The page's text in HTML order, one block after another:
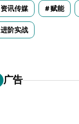
资讯传媒 赋能
进阶实战
广告